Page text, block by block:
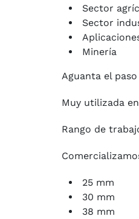
Sector
Sector
Minería
Aguanta el
Muy utilizada
Rango de
25 mm
30 mm
38 mm